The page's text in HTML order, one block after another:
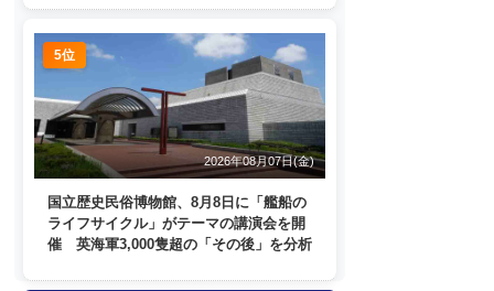
5位
2026年08月07日(金)
国立歴史民俗博物館、8月8日に「艦船の
ライフサイクル」がテーマの講演会を開
催 英海軍3,000隻超の「その後」を分析